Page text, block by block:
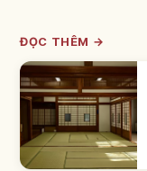
ĐỌC THÊM →